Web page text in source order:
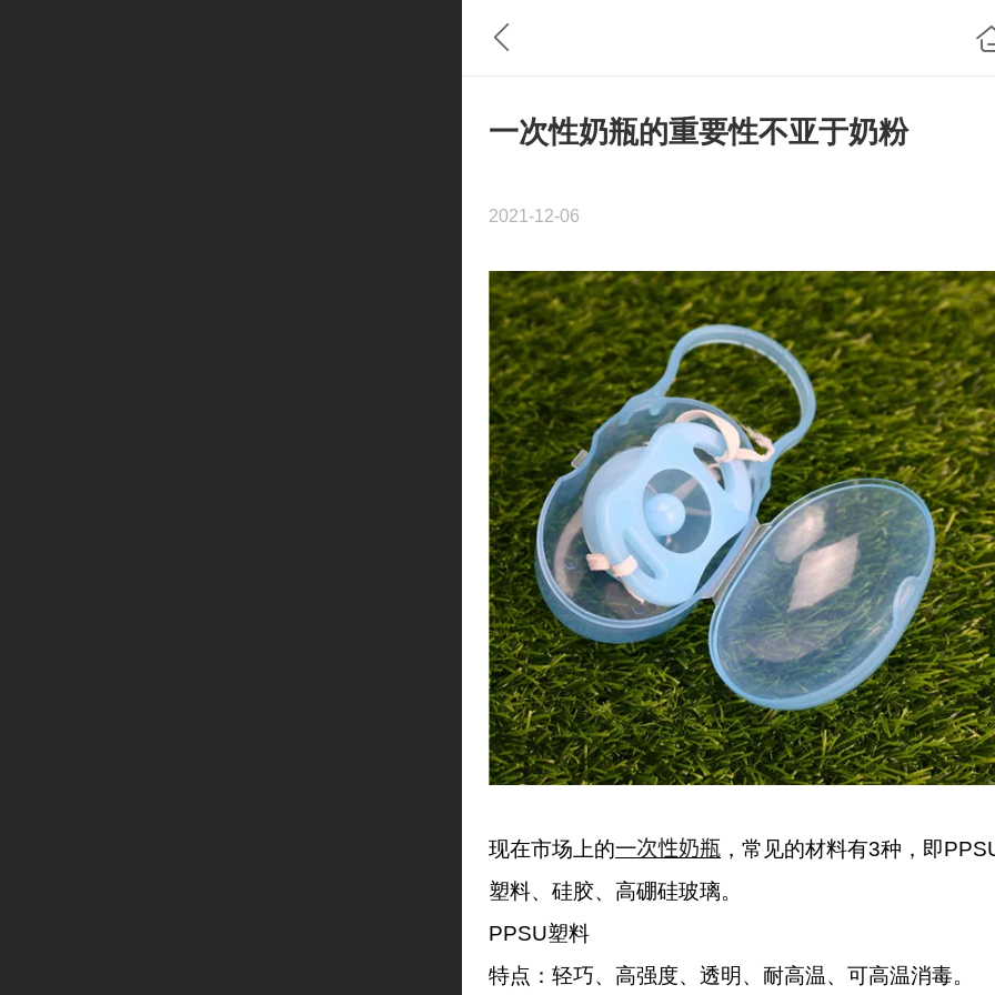
一次性奶瓶的重要性不亚于奶粉
2021-12-06
现在市场上的一次性奶瓶 ，常见的材料有3种，即
塑料、硅胶、高硼硅玻璃。
PPSU塑料
特点：轻巧、高强度、透明、耐高温、可高温消毒。